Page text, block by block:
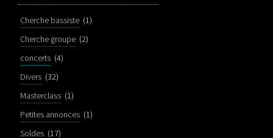
Cherche bassiste (1)
Cherche groupe (2)
concerts (4)
Divers (32)
Masterclass (1)
Petites annonces (1)
Soldes (17)